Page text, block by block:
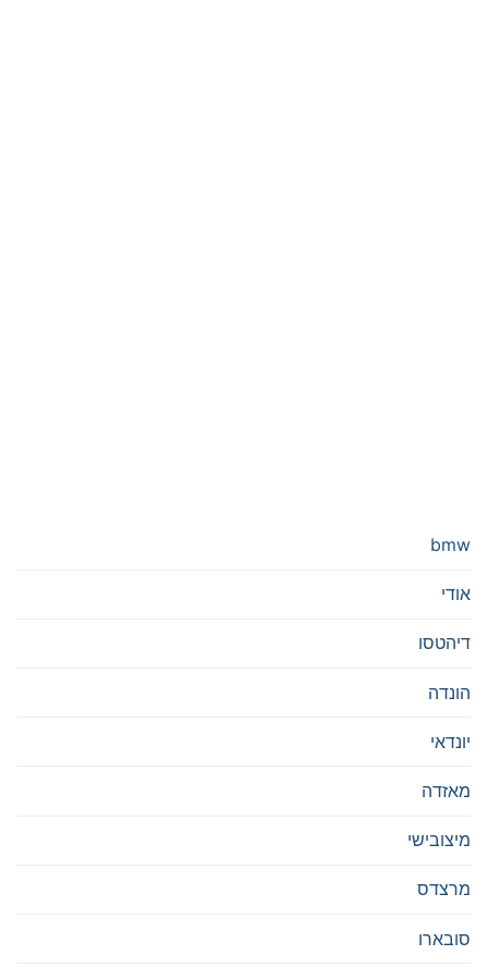
bmw
אודי
דיהטסו
הונדה
יונדאי
מאזדה
מיצובישי
מרצדס
סובארו